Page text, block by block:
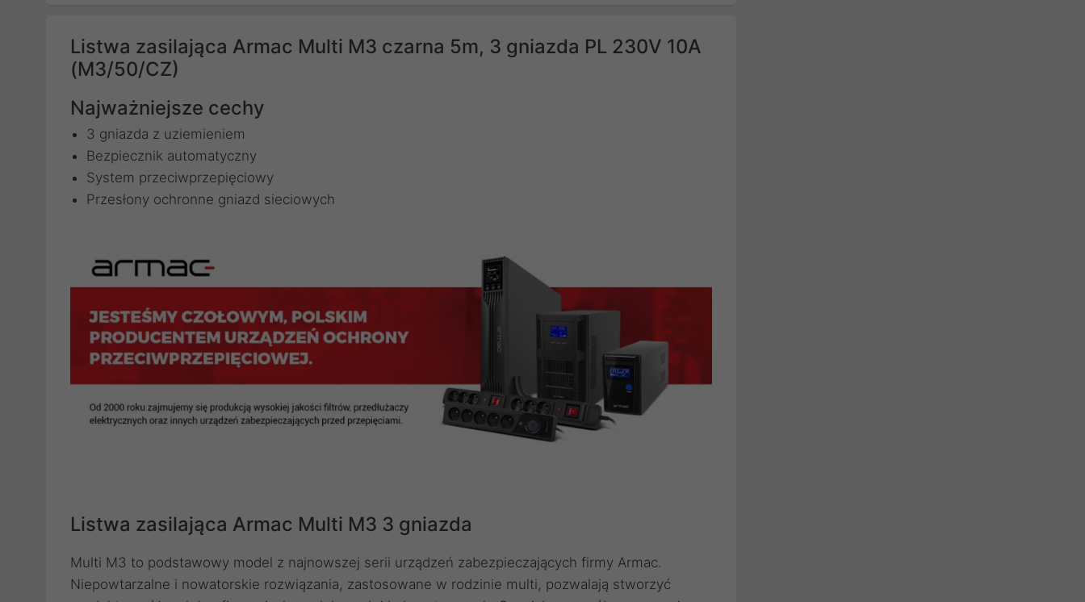
Listwa zasilająca Armac Multi M3 czarna 5m, 3 gniazda PL 230V 10A
(M3/50/CZ)
Najważniejsze cechy
3 gniazda z uziemieniem
Bezpiecznik automatyczny
System przeciwprzepięciowy
Przesłony ochronne gniazd sieciowych
Listwa zasilająca Armac Multi M3 3 gniazda
Multi M3 to podstawowy model z najnowszej serii urządzeń zabezpieczających firmy Armac.
Niepowtarzalne i nowatorskie rozwiązania, zastosowane w rodzinie multi, pozwalają stworzyć